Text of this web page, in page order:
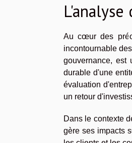
Au cœur des
incontournable
gouvernance, est
durable d'une
évaluation
un retour
Dans le contexte
gère ses impacts